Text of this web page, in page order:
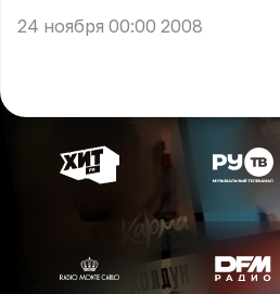
24 ноября 00:00 2008